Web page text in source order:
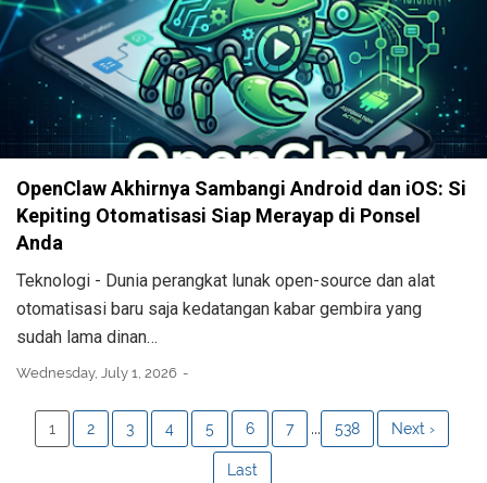
OpenClaw Akhirnya Sambangi Android dan iOS: Si
Kepiting Otomatisasi Siap Merayap di Ponsel
Anda
Teknologi - Dunia perangkat lunak open-source dan alat
otomatisasi baru saja kedatangan kabar gembira yang
sudah lama dinan…
Wednesday, July 1, 2026
1 2 3 4 5 6 7 ... 538 Next ›
Last